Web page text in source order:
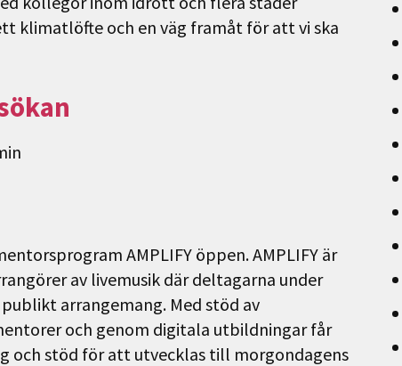
klimatlöfte och en väg framåt för att vi ska
AMPLIFY öppen. AMPLIFY är
av livemusik där deltagarna under
arrangemang. Med stöd av
och genom digitala utbildningar får
och stöd för att utvecklas till morgondagens